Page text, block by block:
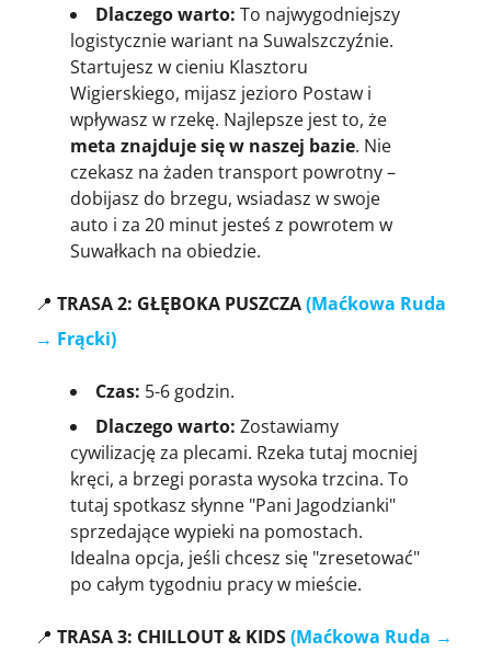
Dlaczego warto: To najwygodniejszy
logistycznie wariant na Suwalszczyźnie.
Startujesz w cieniu Klasztoru
Wigierskiego, mijasz jezioro Postaw i
wpływasz w rzekę. Najlepsze jest to, że
meta znajduje się w naszej bazie. Nie
czekasz na żaden transport powrotny –
dobijasz do brzegu, wsiadasz w swoje
auto i za 20 minut jesteś z powrotem w
Suwałkach na obiedzie.
📍 TRASA 2: GŁĘBOKA PUSZCZA(Maćkowa Ruda
→ Frącki)
Czas: 5-6 godzin.
Dlaczego warto: Zostawiamy
cywilizację za plecami. Rzeka tutaj mocniej
kręci, a brzegi porasta wysoka trzcina. To
tutaj spotkasz słynne "Pani Jagodzianki"
sprzedające wypieki na pomostach.
Idealna opcja, jeśli chcesz się "zresetować"
po całym tygodniu pracy w mieście.
📍 TRASA 3: CHILLOUT & KIDS(Maćkowa Ruda →